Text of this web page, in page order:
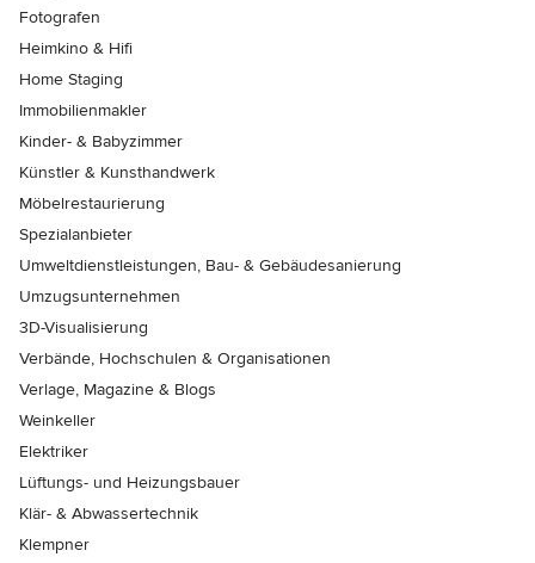
Fotografen
Heimkino & Hifi
Home Staging
Immobilienmakler
Kinder- & Babyzimmer
Künstler & Kunsthandwerk
Möbelrestaurierung
Spezialanbieter
Umweltdienstleistungen, Bau- & Gebäudesanierung
Umzugsunternehmen
3D-Visualisierung
Verbände, Hochschulen & Organisationen
Verlage, Magazine & Blogs
Weinkeller
Elektriker
Lüftungs- und Heizungsbauer
Klär- & Abwassertechnik
Klempner